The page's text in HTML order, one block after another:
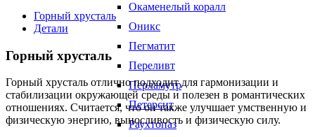
Окаменелый коралл
Оникс
Пегматит
Переливт
Перламутр
Петерсит
Раухтопаз
Горный хрусталь
Детали
Горный хрусталь
Горный хрусталь отлично подходит для гармонизации и
стабилизации окружающей среды и полезен в романтических
отношениях. Считается, что он также улучшает умственную и
физическую энергию, выносливость и физическую силу.